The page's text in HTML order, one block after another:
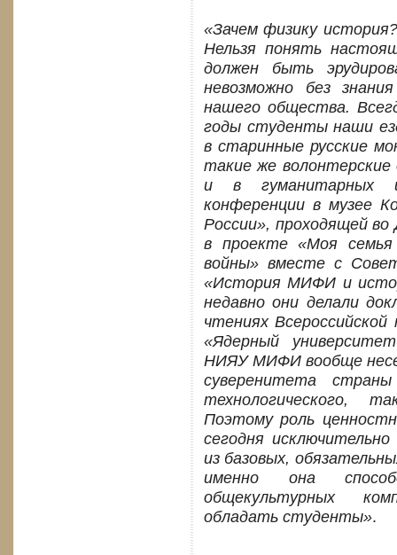
«Зачем физику
Нельзя понять
должен быть
невозможно без
нашего общества.
годы студенты наши
в старинные русские
такие же
и в гуманитарных
конференции в музее
России», проходящей во
в проекте «Моя
войны» вместе с
«История МИФИ и
недавно они делали
чтениях Всероссийской
«Ядерный
НИЯУ МИФИ вообще
суверенитета
технологического,
Поэтому роль
сегодня
из базовых,
именно она
общекультурных
обладать студенты».